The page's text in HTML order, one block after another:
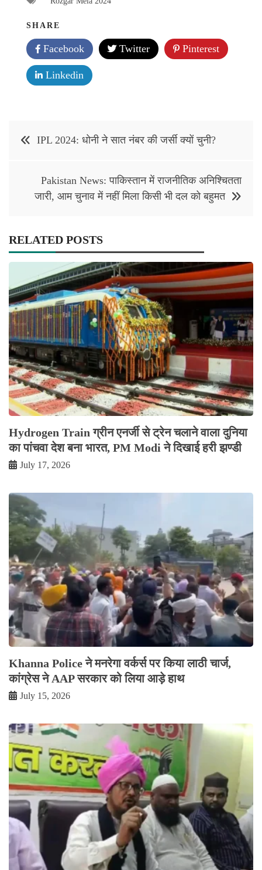
SHARE
Facebook Twitter Pinterest
Linkedin
Post IPL 2024: धोनी ने सात नंबर की जर्सी क्यों चुनी?
Pakistan News: पाकिस्‍तान में राजनीतिक अनिश्‍चितता
जारी, आम चुनाव में नहीं मिला किसी भी दल को बहुमत
RELATED POSTS
Hydrogen Train ग्रीन एनर्जी से ट्रेन चलाने वाला दुनिया
का पांचवा देश बना भारत, PM Modi ने दिखाई हरी झण्डी
July 17, 2026
Khanna Police ने मनरेगा वर्कर्स पर किया लाठी चार्ज,
कांग्रेस ने AAP सरकार को लिया आड़े हाथ
July 15, 2026